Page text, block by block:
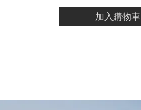
加入購物車